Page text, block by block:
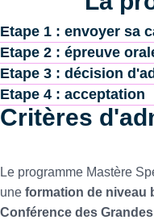
Etape 1 : envoyer sa
Etape 2 : épreuve
Etape 3 : décision
Etape 4 : acceptation
Critères
Le programme Mastère
une formation de niveau
Conférence des